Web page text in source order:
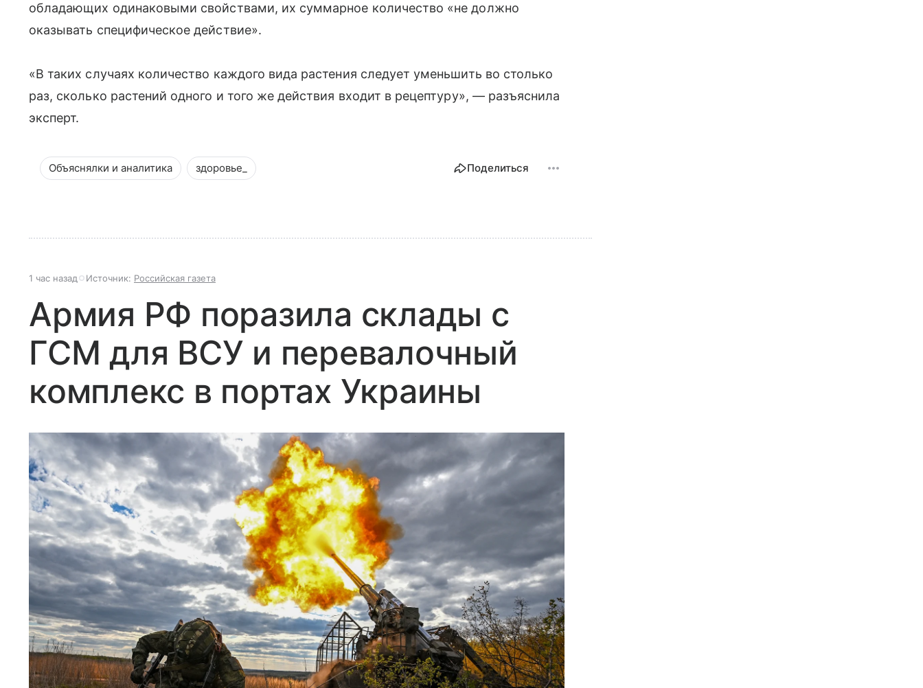
обладающих одинаковыми свойствами, их суммарное количество «не должно
оказывать специфическое действие».
«В таких случаях количество каждого вида растения следует уменьшить во столько
раз, сколько растений одного и того же действия входит в рецептуру», — разъяснила
эксперт.
Объяснялки и аналитика здоровье_ Поделиться
1 час назад Источник: Российская газета
Армия РФ поразила склады с
ГСМ для ВСУ и перевалочный
комплекс в портах Украины